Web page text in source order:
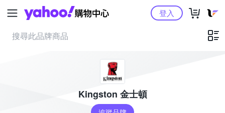
Yahoo購物中心登入
Kingston 金士頓